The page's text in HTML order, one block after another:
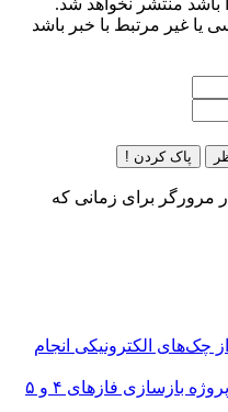
یا غیر مرتبط با خبر باشد
پاک کردن !
مرورگر برای زمانی که
چک‌های الکترونیکی انجام
بانک تجارت، تأمین‌کننده مالی پروژه بازسازی فازهای ۴ و ۵